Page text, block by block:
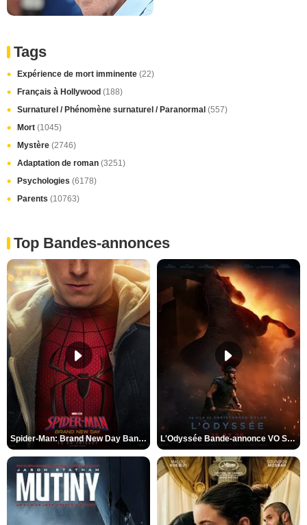
Tags
Expérience de mort imminente (22)
Français à Hollywood (188)
Surnaturel / Phénomène surnaturel / Paranormal (557)
Mort (1045)
Mystère (2746)
Adaptation de roman (3251)
Psychologies (6178)
Parents (10763)
Top Bandes-annonces
Spider-Man: Brand New Day Bande-annonce VO STFR L'Odyssée Bande-annonce VO STFR